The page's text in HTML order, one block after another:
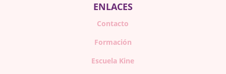
ENLACES
Contacto
Formación
Escuela Kine